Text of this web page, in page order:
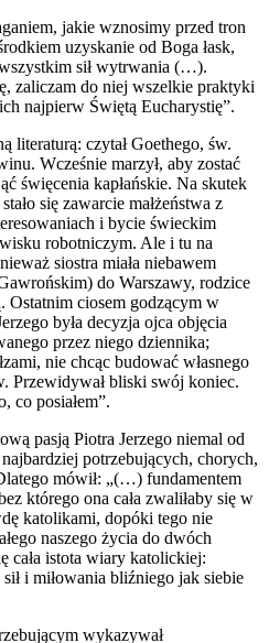
jakie wznosimy przed tron
uzyskanie od Boga łask,
sił wytrwania (…).
zaliczam do niej wszelkie praktyki
najpierw Świętą Eucharystię”.
literaturą: czytał Goethego, św.
Wcześnie marzył, aby zostać
święcenia kapłańskie. Na skutek
się zawarcie małżeństwa z
i bycie świeckim
robotniczym. Ale i tu na
siostra miała niebawem
do Warszawy, rodzice
Ostatnim ciosem godzącym w
była decyzja ojca objęcia
przez niego dziennika;
nie chcąc budować własnego
Przewidywał bliski swój koniec.
co posiałem”.
pasją Piotra Jerzego niemal od
potrzebujących, chorych,
mówił: „(…) fundamentem
którego ona cała zwaliłaby się w
katolikami, dopóki tego nie
naszego życia do dwóch
cała istota wiary katolickiej:
i miłowania bliźniego jak siebie
wykazywał